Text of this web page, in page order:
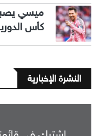
ميسي
كأس
النشرة الإخبارية